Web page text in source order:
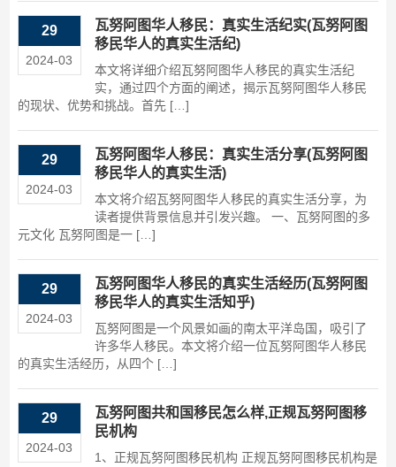
29
2024-03
瓦努阿图华人移民：真实生活纪实(瓦努阿图
移民华人的真实生活纪)
本文将详细介绍瓦努阿图华人移民的真实生活纪
实，通过四个方面的阐述，揭示瓦努阿图华人移民
的现状、优势和挑战。首先 […]
29
2024-03
瓦努阿图华人移民：真实生活分享(瓦努阿图
移民华人的真实生活)
本文将介绍瓦努阿图华人移民的真实生活分享，为
读者提供背景信息并引发兴趣。 一、瓦努阿图的多
元文化 瓦努阿图是一 […]
29
2024-03
瓦努阿图华人移民的真实生活经历(瓦努阿图
移民华人的真实生活知乎)
瓦努阿图是一个风景如画的南太平洋岛国，吸引了
许多华人移民。本文将介绍一位瓦努阿图华人移民
的真实生活经历，从四个 […]
29
2024-03
瓦努阿图共和国移民怎么样,正规瓦努阿图移
民机构
1、正规瓦努阿图移民机构 正规瓦努阿图移民机构是